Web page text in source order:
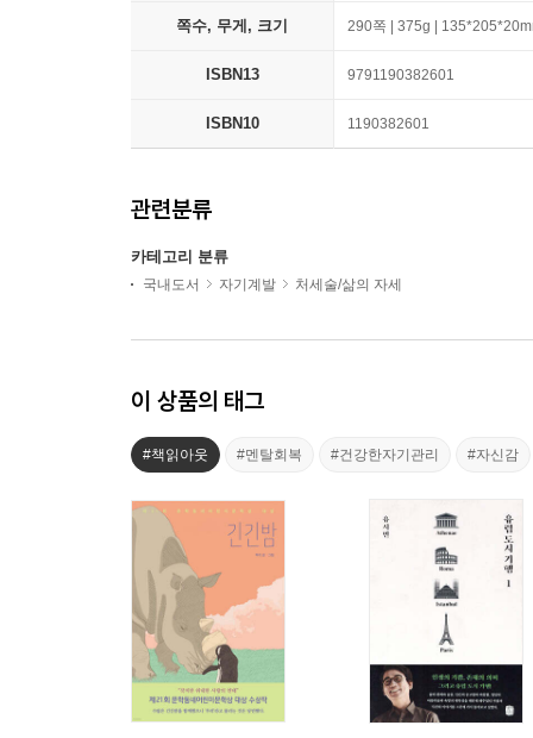
쪽수, 무게, 크기 290쪽 | 375g |
ISBN13 9791190382601
ISBN10 1190382601
관련분류
카테고리 분류
국내도서 자기계발 처세술/삶의 자세
이 상품의 태그
#책읽아웃 #멘탈회복 #건강한자기관리 #자신감